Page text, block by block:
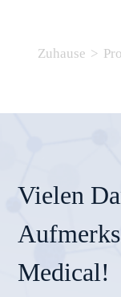
Zuhause >
Vielen
Medical!